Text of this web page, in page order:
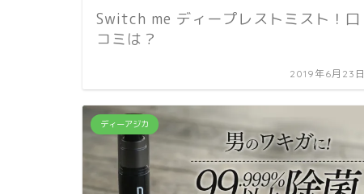
Switch me ディープレストミスト！口
コミは？
2019年6月23日
ディーアジカ